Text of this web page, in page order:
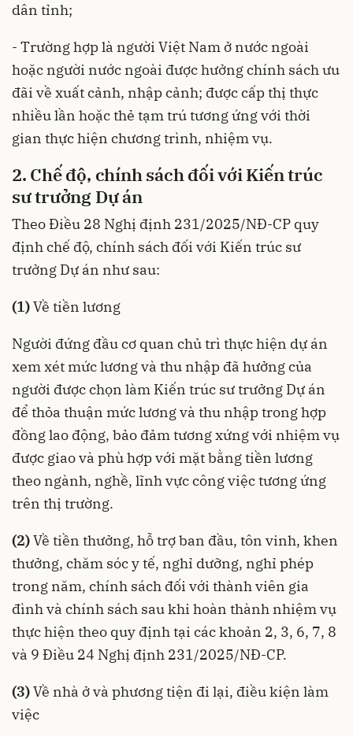
dân tỉnh;
- Trường hợp là người Việt Nam ở nước ngoài
hoặc người nước ngoài được hưởng chính sách ưu
đãi về xuất cảnh, nhập cảnh; được cấp thị thực
nhiều lần hoặc thẻ tạm trú tương ứng với thời
gian thực hiện chương trình, nhiệm vụ.
2. Chế độ, chính sách đối với Kiến trúc
sư trưởng Dự án
Theo Điều 28 Nghị định 231/2025/NĐ-CP quy
định chế độ, chính sách đối với Kiến trúc sư
trưởng Dự án như sau:
(1)Về tiền lương
Người đứng đầu cơ quan chủ trì thực hiện dự án
xem xét mức lương và thu nhập đã hưởng của
người được chọn làm Kiến trúc sư trưởng Dự án
để thỏa thuận mức lương và thu nhập trong hợp
đồng lao động, bảo đảm tương xứng với nhiệm vụ
được giao và phù hợp với mặt bằng tiền lương
theo ngành, nghề, lĩnh vực công việc tương ứng
trên thị trường.
(2)Về tiền thưởng, hỗ trợ ban đầu, tôn vinh, khen
thưởng, chăm sóc y tế, nghỉ dưỡng, nghỉ phép
trong năm, chính sách đối với thành viên gia
đình và chính sách sau khi hoàn thành nhiệm vụ
thực hiện theo quy định tại các khoản 2, 3, 6, 7, 8
và 9 Điều 24 Nghị định 231/2025/NĐ-CP.
(3)Về nhà ở và phương tiện đi lại, điều kiện làm
việc